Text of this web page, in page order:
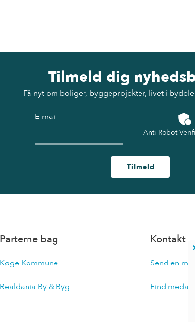
Tilmeld dig
Få nyt om boliger, byggeprojekter, livet i
E-mail
Anti-Robot
Tilmeld
Parterne bag
Køge Kommune
Realdania By & Byg
Kontakt
Send en
Find